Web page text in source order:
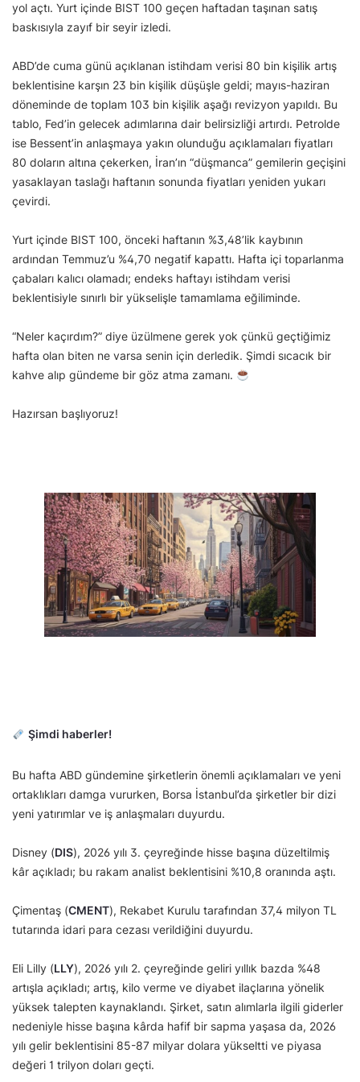
yol açtı. Yurt içinde BIST 100 geçen haftadan taşınan satış
baskısıyla zayıf bir seyir izledi.
ABD’de cuma günü açıklanan istihdam verisi 80 bin kişilik artış
beklentisine karşın 23 bin kişilik düşüşle geldi; mayıs-haziran
döneminde de toplam 103 bin kişilik aşağı revizyon yapıldı. Bu
tablo, Fed’in gelecek adımlarına dair belirsizliği artırdı. Petrolde
ise Bessent’in anlaşmaya yakın olunduğu açıklamaları fiyatları
80 doların altına çekerken, İran’ın “düşmanca” gemilerin geçişini
yasaklayan taslağı haftanın sonunda fiyatları yeniden yukarı
çevirdi.
Yurt içinde BIST 100, önceki haftanın %3,48’lik kaybının
ardından Temmuz’u %4,70 negatif kapattı. Hafta içi toparlanma
çabaları kalıcı olamadı; endeks haftayı istihdam verisi
beklentisiyle sınırlı bir yükselişle tamamlama eğiliminde.
“Neler kaçırdım?” diye üzülmene gerek yok çünkü geçtiğimiz
hafta olan biten ne varsa senin için derledik. Şimdi sıcacık bir
kahve alıp gündeme bir göz atma zamanı.
Hazırsan başlıyoruz!
Şimdi haberler!
Bu hafta ABD gündemine şirketlerin önemli açıklamaları ve yeni
ortaklıkları damga vururken, Borsa İstanbul’da şirketler bir dizi
yeni yatırımlar ve iş anlaşmaları duyurdu.
Disney (DIS), 2026 yılı 3. çeyreğinde hisse başına düzeltilmiş
kâr açıkladı; bu rakam analist beklentisini %10,8 oranında aştı.
Çimentaş (CMENT), Rekabet Kurulu tarafından 37,4 milyon TL
tutarında idari para cezası verildiğini duyurdu.
Eli Lilly (LLY), 2026 yılı 2. çeyreğinde geliri yıllık bazda %48
artışla açıkladı; artış, kilo verme ve diyabet ilaçlarına yönelik
yüksek talepten kaynaklandı. Şirket, satın alımlarla ilgili giderler
nedeniyle hisse başına kârda hafif bir sapma yaşasa da, 2026
yılı gelir beklentisini 85-87 milyar dolara yükseltti ve piyasa
değeri 1 trilyon doları geçti.